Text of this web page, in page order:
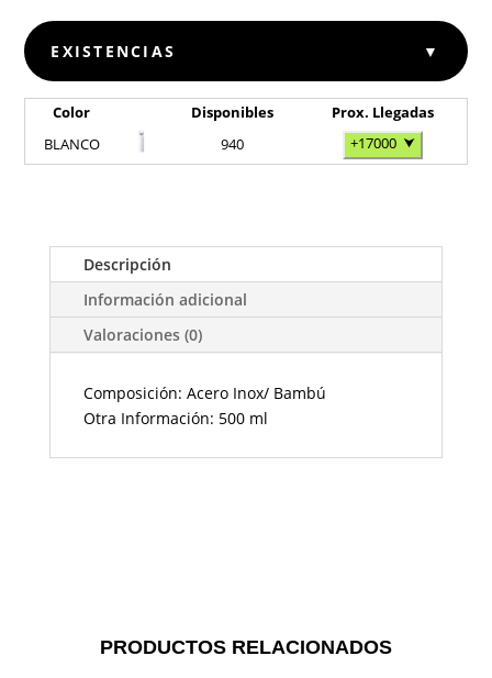
EXISTENCIAS ▼
Color Disponibles
Prox. Llegadas
BLANCO
940 +17000 ⮟
Descripción
Información adicional
Valoraciones (0)
Composición: Acero Inox/ Bambú
Otra Información: 500 ml
PRODUCTOS RELACIONADOS